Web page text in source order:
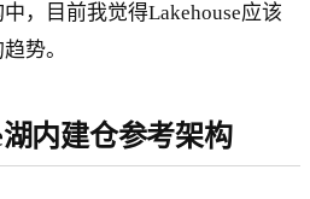
，目前我觉得Lakehouse应该
势。
内建仓参考架构